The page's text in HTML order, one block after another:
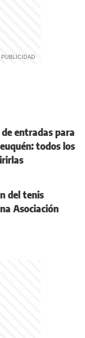
entradas para
todos los
del tenis
Asociación